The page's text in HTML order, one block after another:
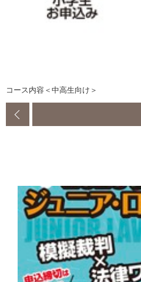
コース内容＜中高生向け＞